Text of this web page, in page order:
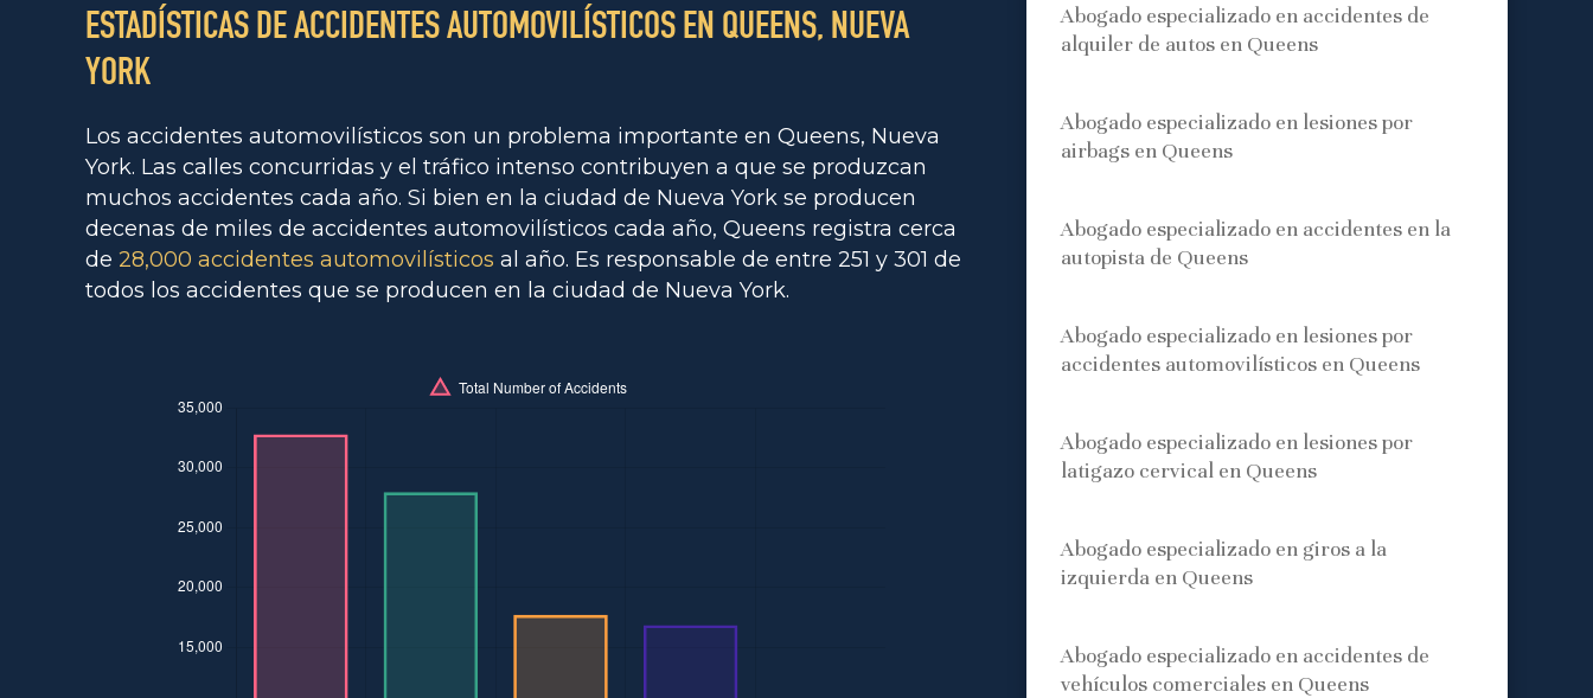
ESTADÍSTICAS DE ACCIDENTES AUTOMOVILÍSTICOS EN QUEENS, NUEVA
YORK
Los accidentes automovilísticos son un problema importante en Queens, Nueva
York. Las calles concurridas y el tráfico intenso contribuyen a que se produzcan
muchos accidentes cada año. Si bien en la ciudad de Nueva York se producen
decenas de miles de accidentes automovilísticos cada año, Queens registra cerca
de 28,000 accidentes automovilísticos al año. Es responsable de entre 251 y 301 de
todos los accidentes que se producen en la ciudad de Nueva York.
Abogado especializado en accidentes de
alquiler de autos en Queens
Abogado especializado en lesiones por
airbags en Queens
Abogado especializado en accidentes en la
autopista de Queens
Abogado especializado en lesiones por
accidentes automovilísticos en Queens
Abogado especializado en lesiones por
latigazo cervical en Queens
Abogado especializado en giros a la
izquierda en Queens
Abogado especializado en accidentes de
vehículos comerciales en Queens